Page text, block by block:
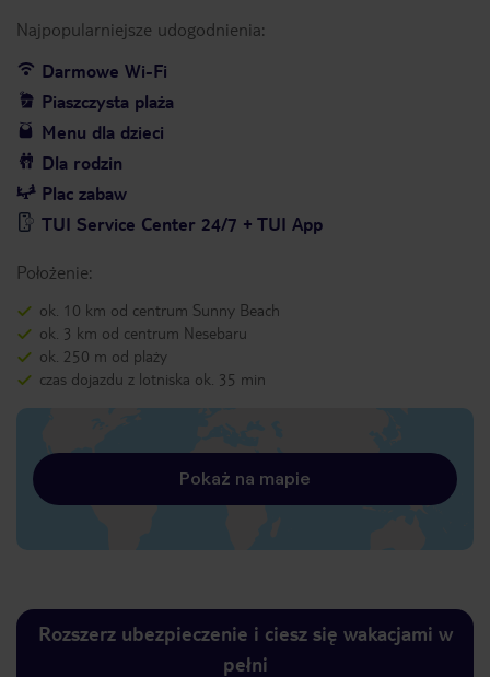
Najpopularniejsze udogodnienia:
Darmowe Wi-Fi
Piaszczysta plaża
Menu dla dzieci
Dla rodzin
Plac zabaw
TUI Service Center 24/7 + TUI App
Położenie:
ok. 10 km od centrum Sunny Beach
ok. 3 km od centrum Nesebaru
ok. 250 m od plaży
czas dojazdu z lotniska ok. 35 min
Pokaż na mapie
Rozszerz ubezpieczenie i ciesz się wakacjami w
pełni